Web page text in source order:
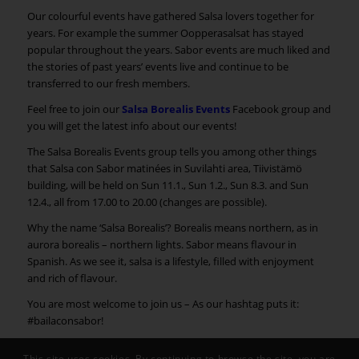
Our colourful events have gathered Salsa lovers together for
years. For example the summer Oopperasalsat has stayed
popular throughout the years. Sabor events are much liked and
the stories of past years’ events live and continue to be
transferred to our fresh members.
Feel free to join our Salsa Borealis EventsFacebook group and
you will get the latest info about our events!
The Salsa Borealis Events group tells you among other things
that Salsa con Sabor matinées in Suvilahti area, Tiivistämö
building, will be held on Sun 11.1., Sun 1.2., Sun 8.3. and Sun
12.4., all from 17.00 to 20.00 (changes are possible).
Why the name ‘Salsa Borealis’? Borealis means northern, as in
aurora borealis – northern lights. Sabor means flavour in
Spanish. As we see it, salsa is a lifestyle, filled with enjoyment
and rich of flavour.
You are most welcome to join us – As our hashtag puts it:
#bailaconsabor!